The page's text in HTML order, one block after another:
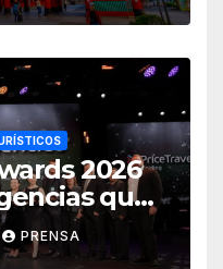
2026
que
del
PRENSA